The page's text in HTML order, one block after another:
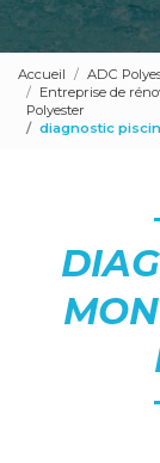
Accueil
ADC
Entreprise de
Polyester
diagnostic